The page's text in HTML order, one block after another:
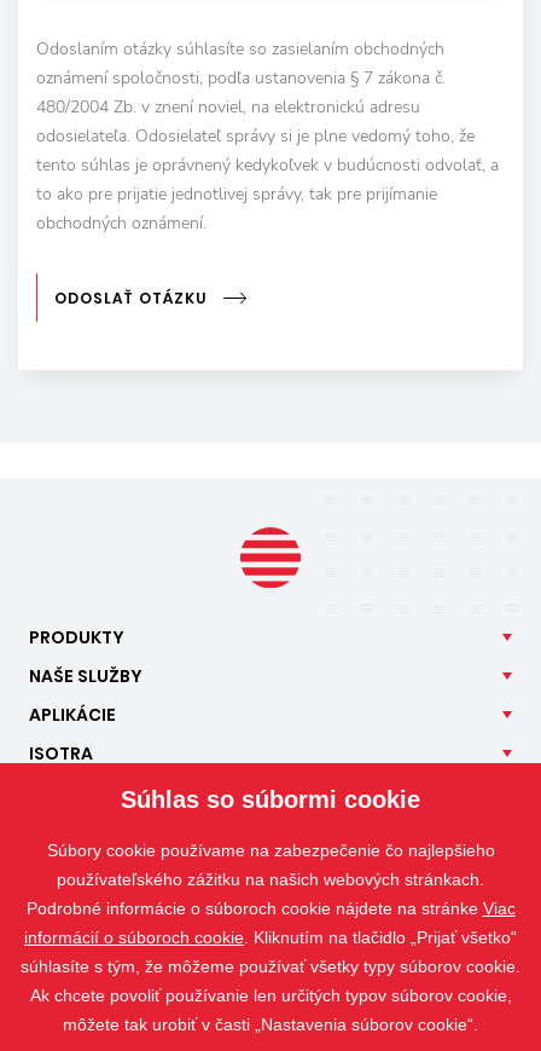
Odoslaním otázky súhlasíte so zasielaním obchodných
oznámení spoločnosti, podľa ustanovenia § 7 zákona č.
480/2004 Zb. v znení noviel, na elektronickú adresu
odosielateľa. Odosielateľ správy si je plne vedomý toho, že
tento súhlas je oprávnený kedykoľvek v budúcnosti odvolať, a
to ako pre prijatie jednotlivej správy, tak pre prijímanie
obchodných oznámení.
ODOSLAŤ OTÁZKU
PRODUKTY
NAŠE SLUŽBY
APLIKÁCIE
ISOTRA
Súhlas so súbormi cookie
Súbory cookie používame na zabezpečenie čo najlepšieho
používateľského zážitku na našich webových stránkach.
Podrobné informácie o súboroch cookie nájdete na stránke Viac
informácií o súboroch cookie . Kliknutím na tlačidlo „Prijať všetko“
súhlasíte s tým, že môžeme používať všetky typy súborov cookie.
Ak chcete povoliť používanie len určitých typov súborov cookie,
môžete tak urobiť v časti „Nastavenia súborov cookie“.